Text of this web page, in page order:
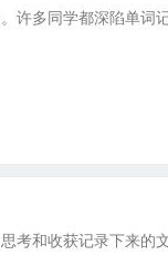
许多同学都深陷单词
考和收获记录下来的